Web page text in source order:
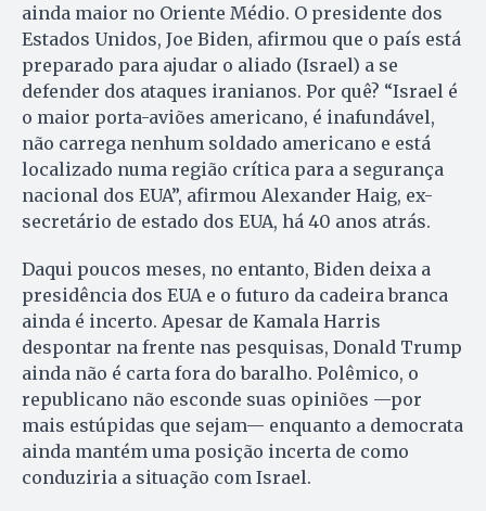
ainda maior no Oriente Médio. O presidente dos
Estados Unidos, Joe Biden, afirmou que o país está
preparado para ajudar o aliado (Israel) a se
defender dos ataques iranianos. Por quê? “Israel é
o maior porta-aviões americano, é inafundável,
não carrega nenhum soldado americano e está
localizado numa região crítica para a segurança
nacional dos EUA”, afirmou Alexander Haig, ex-
secretário de estado dos EUA, há 40 anos atrás.
Daqui poucos meses, no entanto, Biden deixa a
presidência dos EUA e o futuro da cadeira branca
ainda é incerto. Apesar de Kamala Harris
despontar na frente nas pesquisas, Donald Trump
ainda não é carta fora do baralho. Polêmico, o
republicano não esconde suas opiniões —por
mais estúpidas que sejam— enquanto a democrata
ainda mantém uma posição incerta de como
conduziria a situação com Israel.